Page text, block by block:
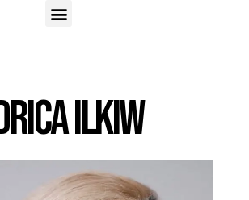
ilkiw